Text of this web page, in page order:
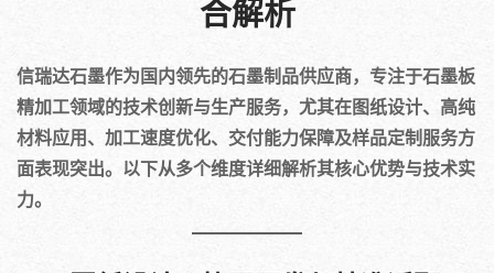
合解析
信瑞达石墨作为国内领先的石墨制品供应商，专注于石墨板
精加工领域的技术创新与生产服务，尤其在图纸设计、高纯
材料应用、加工速度优化、交付能力保障及样品定制服务方
面表现突出。以下从多个维度详细解析其核心优势与技术实
力。